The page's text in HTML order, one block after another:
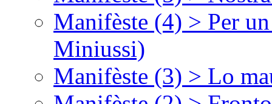
Manifèste (4) > Per
Miniussi)
Manifèste (3) > Lo